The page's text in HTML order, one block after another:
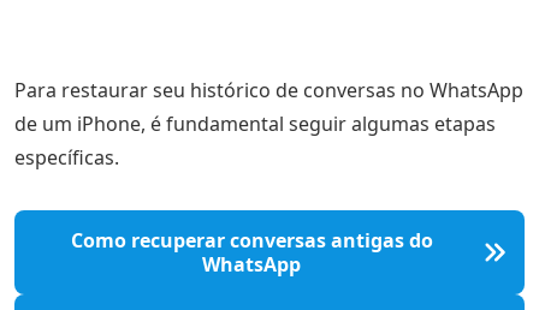
Para restaurar seu histórico de conversas no WhatsApp
de um iPhone, é fundamental seguir algumas etapas
específicas.
Como recuperar conversas antigas do
WhatsApp